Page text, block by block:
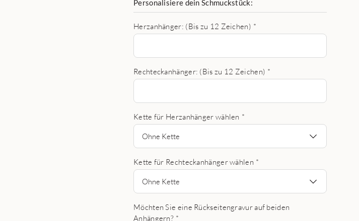
Personalisiere dein Schmuckstück:
Herzanhänger: (Bis zu 12 Zeichen) *
Rechteckanhänger: (Bis zu 12 Zeichen) *
Kette für Herzanhänger wählen *
Ohne Kette
Kette für Rechteckanhänger wählen *
Ohne Kette
Möchten Sie eine Rückseitengravur auf beiden
Anhängern? *